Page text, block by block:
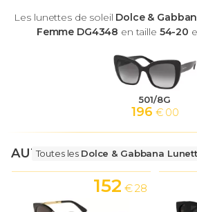
Les lunettes de soleil Dolce &
Femme DG4348 en taille 54-20
501/8G
196 € 00
AUTRES LUNETTES
Toutes les Dolce & Gabbana
152 € 28